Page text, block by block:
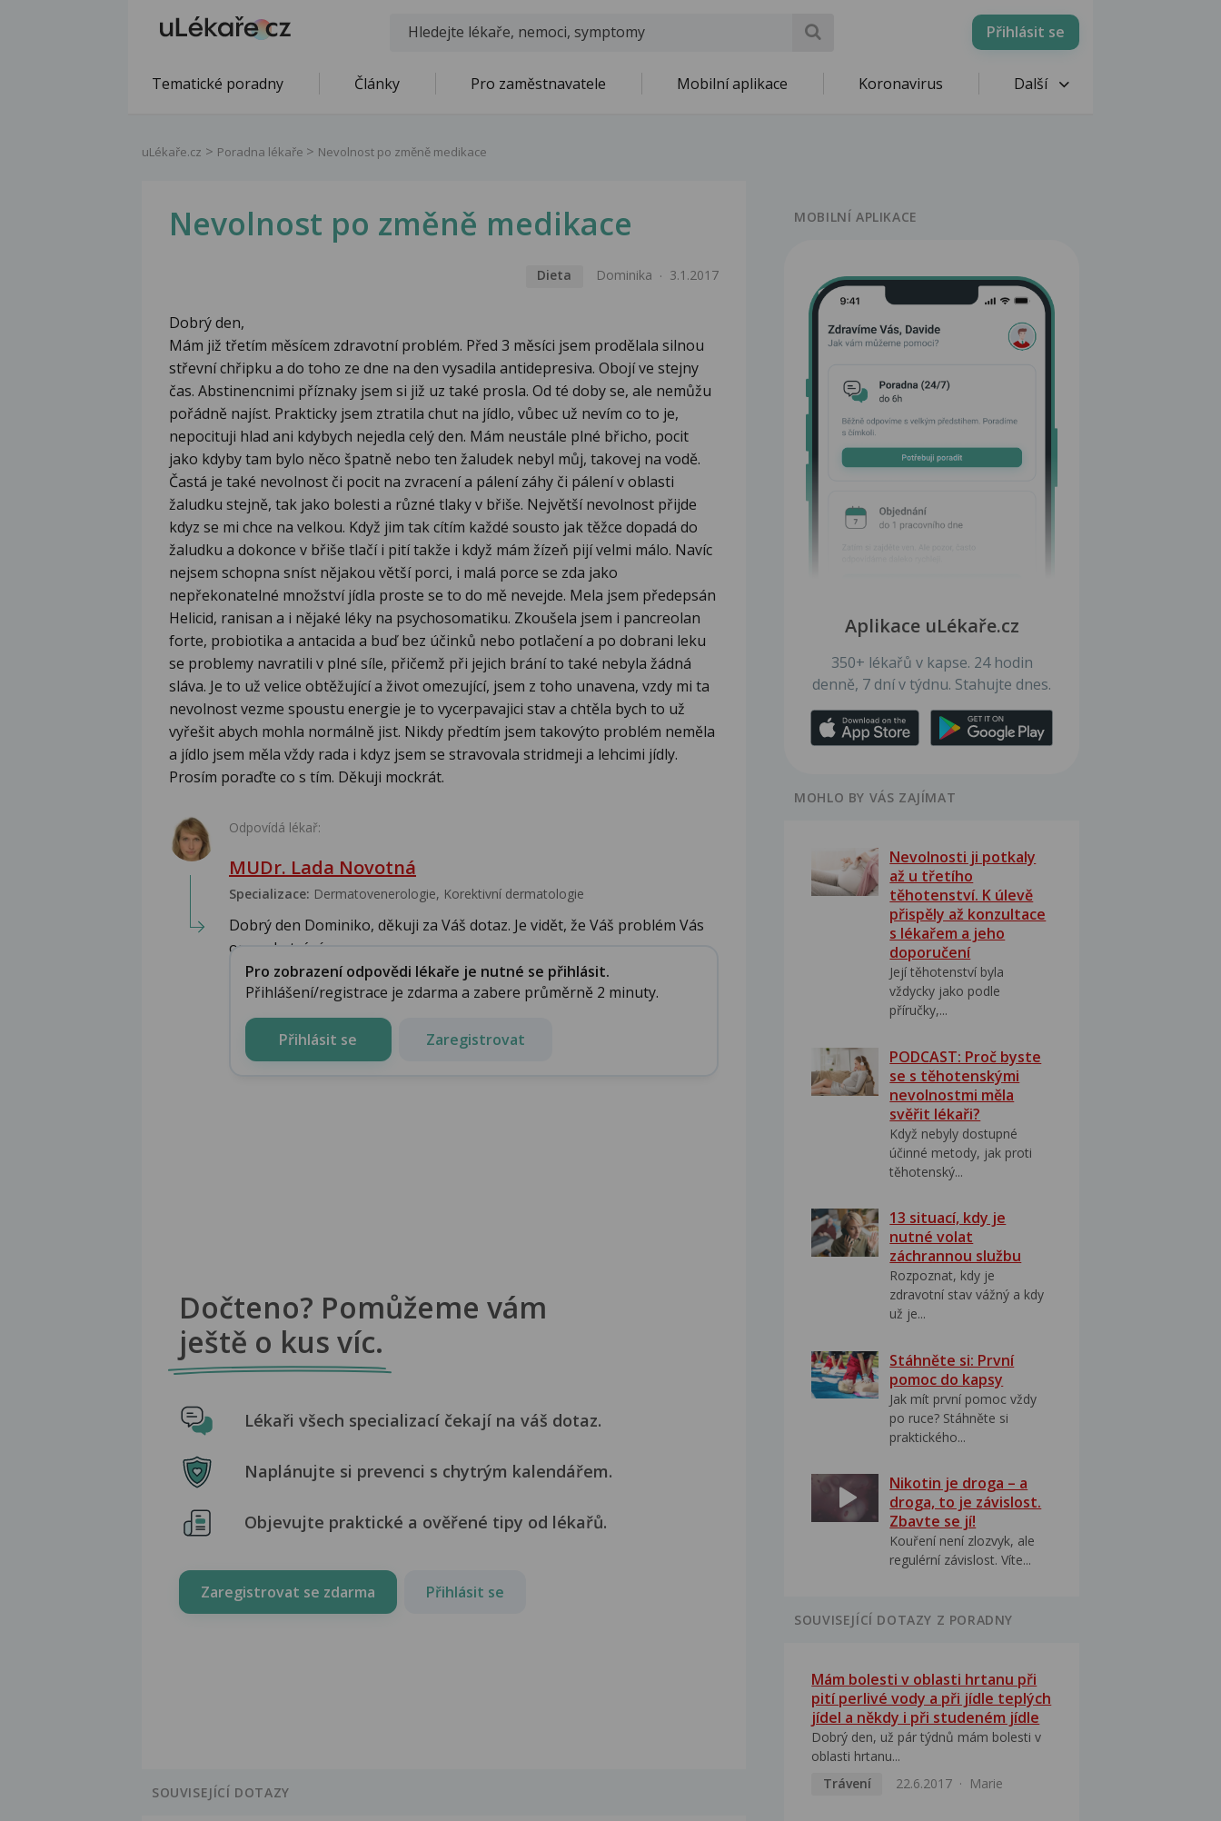
Přihlásit se
Tematické poradny Články Pro zaměstnavatele Mobilní aplikace Koronavirus Další
uLékaře.cz Poradna lékaře Nevolnost po změně medikace
Nevolnost po změně medikace
Dieta Dominika 3.1.2017
Dobrý den,
Mám již třetím měsícem zdravotní problém. Před 3 měsíci jsem prodělala silnou
střevní chřipku a do toho ze dne na den vysadila antidepresiva. Obojí ve stejny
čas. Abstinencnimi příznaky jsem si již uz také prosla. Od té doby se, ale nemůžu
pořádně najíst. Prakticky jsem ztratila chut na jídlo, vůbec už nevím co to je,
nepocituji hlad ani kdybych nejedla celý den. Mám neustále plné břicho, pocit
jako kdyby tam bylo něco špatně nebo ten žaludek nebyl můj, takovej na vodě.
Častá je také nevolnost či pocit na zvracení a pálení záhy či pálení v oblasti
žaludku stejně, tak jako bolesti a různé tlaky v břiše. Největší nevolnost přijde
kdyz se mi chce na velkou. Když jim tak cítím každé sousto jak těžce dopadá do
žaludku a dokonce v břiše tlačí i pití takže i když mám žízeň pijí velmi málo. Navíc
nejsem schopna sníst nějakou větší porci, i malá porce se zda jako
nepřekonatelné množství jídla proste se to do mě nevejde. Mela jsem předepsán
Helicid, ranisan a i nějaké léky na psychosomatiku. Zkoušela jsem i pancreolan
forte, probiotika a antacida a buď bez účinků nebo potlačení a po dobrani leku
se problemy navratili v plné síle, přičemž při jejich brání to také nebyla žádná
sláva. Je to už velice obtěžující a život omezující, jsem z toho unavena, vzdy mi ta
nevolnost vezme spoustu energie je to vycerpavajici stav a chtěla bych to už
vyřešit abych mohla normálně jist. Nikdy předtím jsem takovýto problém neměla
a jídlo jsem měla vždy rada i kdyz jsem se stravovala stridmeji a lehcimi jídly.
Prosím poraďte co s tím. Děkuji mockrát.
Odpovídá lékař:
MUDr. Lada Novotná
Specializace: Dermatovenerologie, Korektivní dermatologie
Dobrý den Dominiko, děkuji za Váš dotaz. Je vidět, že Váš problém Vás
opravdu trápí a mo...
Pro zobrazení odpovědi lékaře je nutné se přihlásit.
Přihlášení/registrace je zdarma a zabere průměrně 2 minuty.
Přihlásit se Zaregistrovat
Dočteno? Pomůžeme vám
ještě o kus víc.
Lékaři všech specializací čekají na váš dotaz.
Naplánujte si prevenci s chytrým kalendářem.
Objevujte praktické a ověřené tipy od lékařů.
Zaregistrovat se zdarma Přihlásit se
SOUVISEJÍCÍ DOTAZY
MOBILNÍ APLIKACE
Aplikace uLékaře.cz
350+ lékařů v kapse. 24 hodin
denně, 7 dní v týdnu. Stahujte dnes.
MOHLO BY VÁS ZAJÍMAT
Nevolnosti ji potkaly
až u třetího
těhotenství. K úlevě
přispěly až konzultace
s lékařem a jeho
doporučení
Její těhotenství byla
vždycky jako podle
příručky,...
PODCAST: Proč byste
se s těhotenskými
nevolnostmi měla
svěřit lékaři?
Když nebyly dostupné
účinné metody, jak proti
těhotenský...
13 situací, kdy je
nutné volat
záchrannou službu
Rozpoznat, kdy je
zdravotní stav vážný a kdy
už je...
Stáhněte si: První
pomoc do kapsy
Jak mít první pomoc vždy
po ruce? Stáhněte si
praktického...
Nikotin je droga – a
droga, to je závislost.
Zbavte se jí!
Kouření není zlozvyk, ale
regulérní závislost. Víte...
SOUVISEJÍCÍ DOTAZY Z PORADNY
Mám bolesti v oblasti hrtanu při
pití perlivé vody a při jídle teplých
jídel a někdy i při studeném jídle
Dobrý den, už pár týdnů mám bolesti v
oblasti hrtanu...
Trávení
22.6.2017 Marie